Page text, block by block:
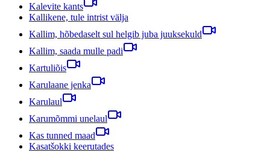
Kalevite kants
Kallikene, tule intrist välja
Kallim, hõbedaselt sul helgib juba juuksekuld
Kallim, saada mulle padi
Kartuliõis
Karulaane jenka
Karulaul
Karumõmmi unelaul
Kas tunned maad
Kasatšokki keerutades